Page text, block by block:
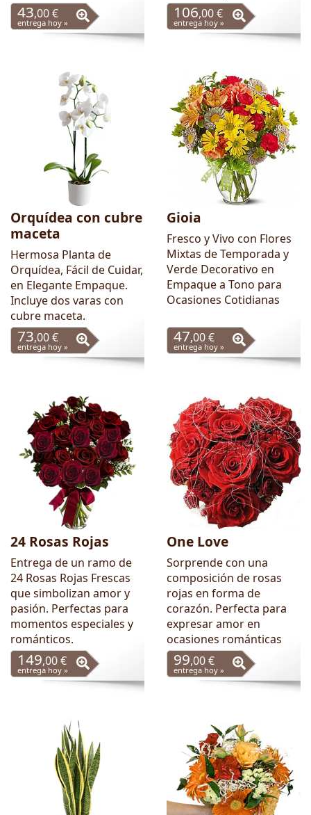
43,00 €
entrega hoy »
106,00 €
entrega hoy »
Orquídea con cubre
maceta
Hermosa Planta de
Orquídea, Fácil de Cuidar,
en Elegante Empaque.
Incluye dos varas con
cubre maceta.
73,00 €
entrega hoy »
Gioia
Fresco y Vivo con Flores
Mixtas de Temporada y
Verde Decorativo en
Empaque a Tono para
Ocasiones Cotidianas
47,00 €
entrega hoy »
24 Rosas Rojas
Entrega de un ramo de
24 Rosas Rojas Frescas
que simbolizan amor y
pasión. Perfectas para
momentos especiales y
románticos.
149,00 €
entrega hoy »
One Love
Sorprende con una
composición de rosas
rojas en forma de
corazón. Perfecta para
expresar amor en
ocasiones románticas
99,00 €
entrega hoy »